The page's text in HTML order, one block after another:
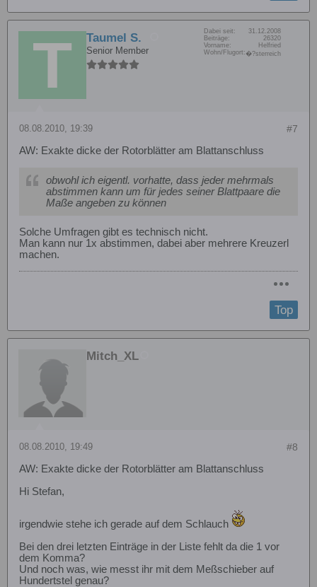
Taumel S.
Senior Member
Dabei seit:
31.12.2008
Beiträge:
26320
Vorname:
Helfried
Wohn/Flugort: �?sterreich
#7
08.08.2010, 19:39
AW: Exakte dicke der Rotorblätter am Blattanschluss
obwohl ich eigentl. vorhatte, dass jeder mehrmals
abstimmen kann um für jedes seiner Blattpaare die
Maße angeben zu können
Solche Umfragen gibt es technisch nicht.
Man kann nur 1x abstimmen, dabei aber mehrere Kreuzerl
machen.
Top
Mitch_XL
#8
08.08.2010, 19:49
AW: Exakte dicke der Rotorblätter am Blattanschluss
Hi Stefan,
irgendwie stehe ich gerade auf dem Schlauch
Bei den drei letzten Einträge in der Liste fehlt da die 1 vor
dem Komma?
Und noch was, wie messt ihr mit dem Meßschieber auf
Hundertstel genau?